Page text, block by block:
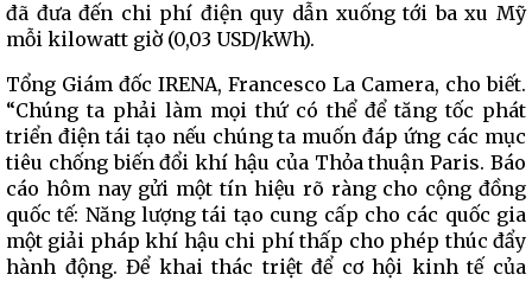
đã đưa đến chi phí điện quy dẫn xuống tới ba xu Mỹ
mỗi kilowatt giờ (0,03 USD/kWh).
Tổng Giám đốc IRENA, Francesco La Camera, cho biết.
“Chúng ta phải làm mọi thứ có thể để tăng tốc phát
triển điện tái tạo nếu chúng ta muốn đáp ứng các mục
tiêu chống biến đổi khí hậu của Thỏa thuận Paris. Báo
cáo hôm nay gửi một tín hiệu rõ ràng cho cộng đồng
quốc tế: Năng lượng tái tạo cung cấp cho các quốc gia
một giải pháp khí hậu chi phí thấp cho phép thúc đẩy
hành động. Để khai thác triệt để cơ hội kinh tế của